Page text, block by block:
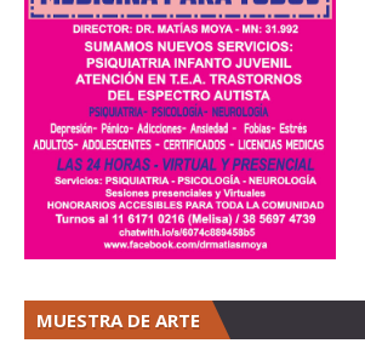
MUESTRA DE ARTE